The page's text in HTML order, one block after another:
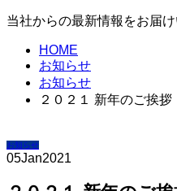
当社からの最新情報をお届け
HOME
お知らせ
お知らせ
２０２１ 新年のご挨拶
お知らせ
05Jan2021